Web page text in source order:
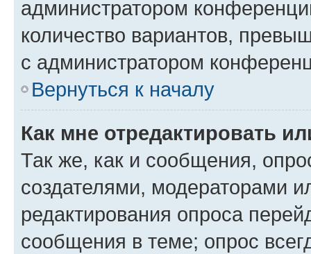
администратором
количество вариантов,
с администратором
Вернуться к началу
Как мне отредактировать
Так же, как и сообщения,
создателями, модераторами
редактирования опроса
сообщения в теме; опрос